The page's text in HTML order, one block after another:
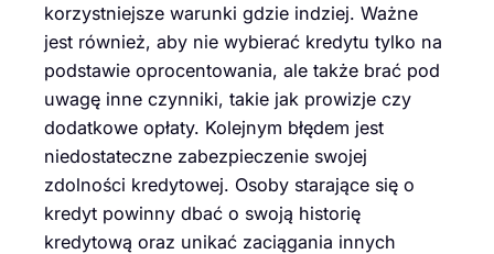
korzystniejsze warunki gdzie indziej. Ważne
jest również, aby nie wybierać kredytu tylko na
podstawie oprocentowania, ale także brać pod
uwagę inne czynniki, takie jak prowizje czy
dodatkowe opłaty. Kolejnym błędem jest
niedostateczne zabezpieczenie swojej
zdolności kredytowej. Osoby starające się o
kredyt powinny dbać o swoją historię
kredytową oraz unikać zaciągania innych